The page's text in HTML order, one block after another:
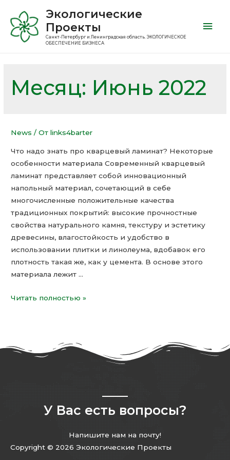
Экологические
Проекты
Санкт-Петербург и Ленинградская область. ЭКОЛОГИЧЕСКОЕ
ОБЕСПЕЧЕНИЕ БИЗНЕСА
Месяц: Июнь 2022
News / От links4barter
Что надо знать про кварцевый ламинат? Некоторые
особенности материала Современный кварцевый
ламинат представляет собой инновационный
напольный материал, сочетающий в себе
многочисленные положительные качества
традиционных покрытий: высокие прочностные
свойства натурального камня, текстуру и эстетику
древесины, влагостойкость и удобство в
использовании плитки и линолеума, вдобавок его
плотность такая же, как у цемента. В основе этого
материала лежит …
Читать полностью »
У Вас есть вопросы?
Напишите нам на почту!
Copyright © 2026 Экологические Проекты